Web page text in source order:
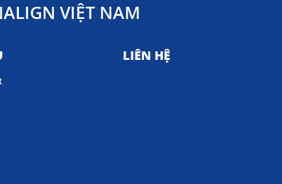
VIỆT NAM
LIÊN HỆ